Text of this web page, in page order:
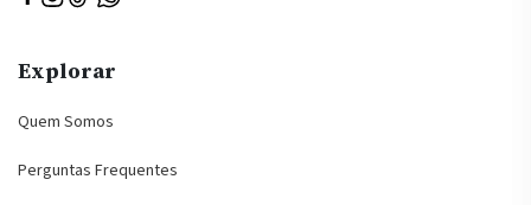
Explorar
Quem Somos
Perguntas Frequentes